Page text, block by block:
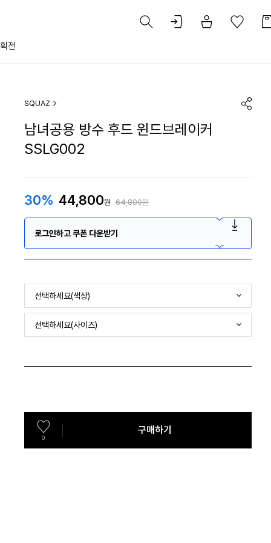
전
SQUAZ
남녀공용 방수 후드 윈드브레이커
SSLG002
30% 44,800원 64,800원
로그인하고 쿠폰 다운받기
선택하세요(색상)
선택하세요(사이즈)
0
구매하기